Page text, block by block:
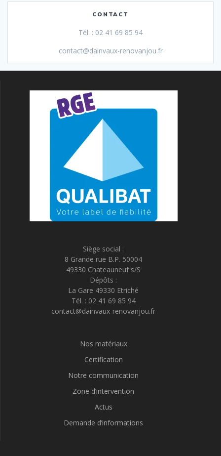
CONTACT
Tél. : 02 41 69 85 94
contact@dainvaux-renovanjou.fr
Siège social :
8 Grande rue B.P. 50004
49330 Chateauneuf s/S
Dépôts :
La Gare 49330 Etriché
Tél. : 02 41 69 85 94
contact@dainvaux-renovanjou.fr
Nos matériaux
Certification
Notre communication
Zone d’intervention
Actus
Demande d’informations